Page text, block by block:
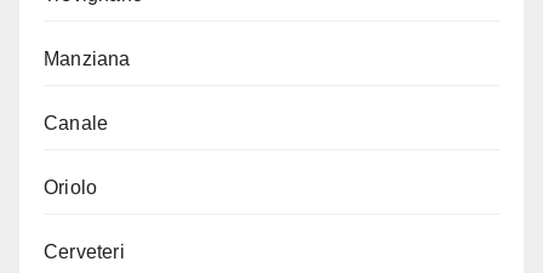
Manziana
Canale
Oriolo
Cerveteri